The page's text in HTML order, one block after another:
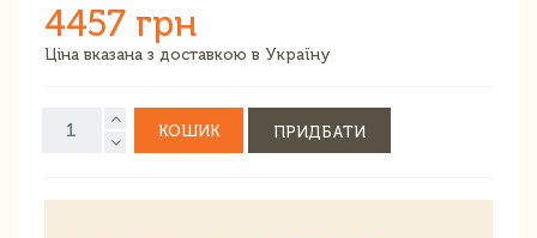
4457 грн
Ціна вказана з доставкою в Україну
КОШИК ПРИДБАТИ